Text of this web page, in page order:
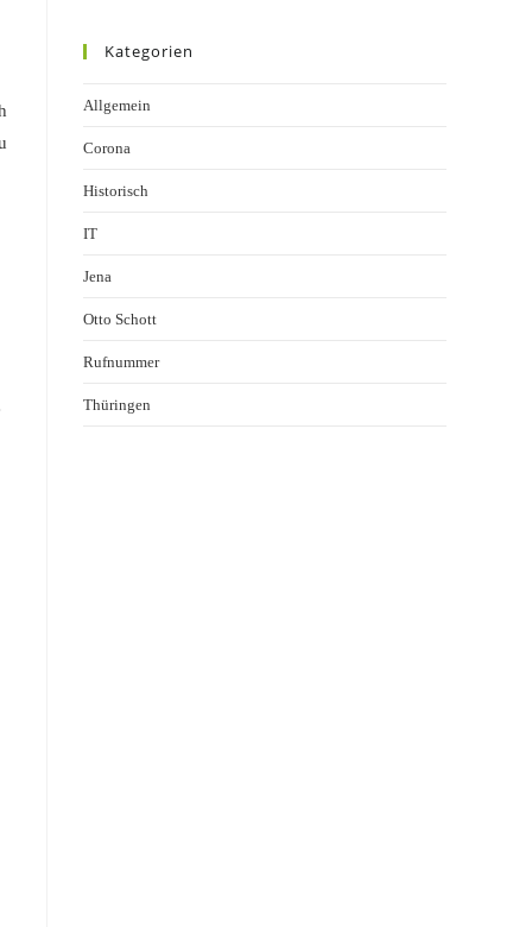
Kategorien
Allgemein
Corona
Historisch
IT
Jena
Otto Schott
Rufnummer
Thüringen